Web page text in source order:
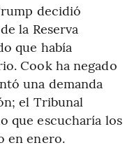
decidió
la Reserva
que había
Cook ha negado
una demanda
el Tribunal
que escucharía los
en enero.